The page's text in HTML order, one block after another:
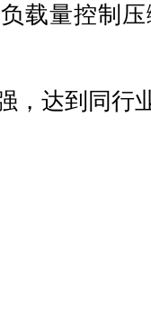
载量控制
，达到同行